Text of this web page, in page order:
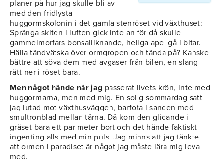
planer på hur jag skulle bli av
med den fridlysta
huggormskolonin i det gamla stenröset vid växthuset:
Spränga skiten i luften gick inte an för då skulle
gammelmorfars bonsailiknande, heliga apel gå i bitar.
Hälla tändvätska över ormgropen och tända på? Kanske
bättre att söva dem med avgaser från bilen, en slang
rätt ner i röset bara.
Men något hände när jag passerat livets krön, inte med
huggormarna, men med mig. En solig sommardag satt
jag lutad mot växthusväggen, barfota i sanden med
smultronblad mellan tårna. Då kom den glidande i
gräset bara ett par meter bort och det hände faktiskt
ingenting alls med min puls. Jag minns att jag tänkte
att ormen i paradiset är något jag måste lära mig leva
med.